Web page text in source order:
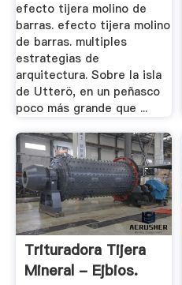
efecto tijera molino de
barras. efecto tijera molino
de barras. multiples
estrategias de
arquitectura. Sobre la isla
de Utterö, en un peñasco
poco más grande que ...
Trituradora Tijera
Mineral - Ejbios.